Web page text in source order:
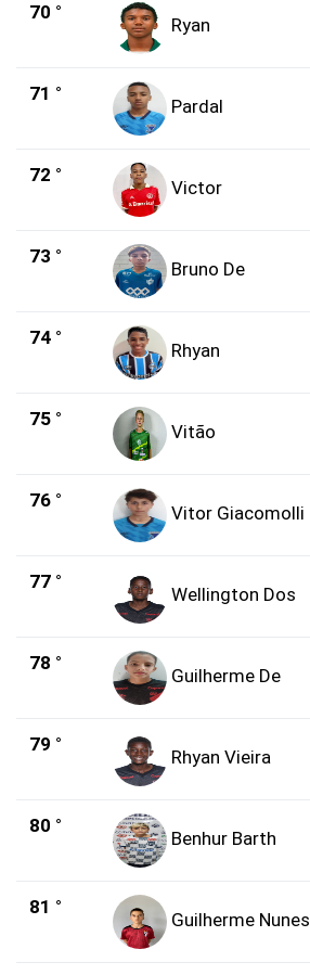
70 °
Ryan
71 °
Pardal
72 °
Victor
73 °
Bruno De
74 °
Rhyan
75 °
Vitão
76 °
Vitor Giacomolli
77 °
Wellington Dos
78 °
Guilherme De
79 °
Rhyan Vieira
80 °
Benhur Barth
81 °
Guilherme Nunes